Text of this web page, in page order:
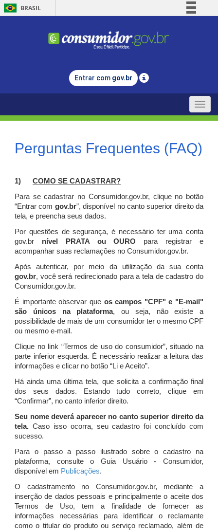
BRASIL
Comunica BR
Legislação
Entrar com gov.br
Toggle
Perguntas Frequentes (FAQ)
1) COMO SE CADASTRAR?
Para se cadastrar no Consumidor.gov.br, clique no botão
“Entrar com gov.br”, disponível no canto superior direito da
tela, e preencha seus dados.
Por questões de segurança, é necessário ter uma conta
gov.br nível PRATA ou OURO para registrar e
acompanhar suas reclamações no Consumidor.gov.br.
Após autenticar, por meio da utilização da sua conta
gov.br, você será redirecionado para a tela de cadastro do
Consumidor.gov.br.
É importante observar que os campos "CPF" e "E-mail"
são únicos na plataforma, ou seja, não existe a
possibilidade de mais de um consumidor ter o mesmo CPF
ou mesmo e-mail.
Clique no link “Termos de uso do consumidor”, situado na
parte inferior esquerda. É necessário realizar a leitura das
informações e clicar no botão “Li e Aceito”.
Há ainda uma última tela, que solicita a confirmação final
dos seus dados. Estando tudo correto, clique em
“Confirmar”, no canto inferior direito.
Seu nome deverá aparecer no canto superior direito da
tela. Caso isso ocorra, seu cadastro foi concluído com
sucesso.
Para o passo a passo ilustrado sobre o cadastro na
plataforma, consulte o Guia Usuário - Consumidor,
disponível em Publicações.
O cadastramento no Consumidor.gov.br, mediante a
inserção de dados pessoais e principalmente o aceite dos
Termos de Uso, tem a finalidade de fornecer as
informações necessárias para identificar o reclamante
como o titular do produto ou serviço reclamado, além de